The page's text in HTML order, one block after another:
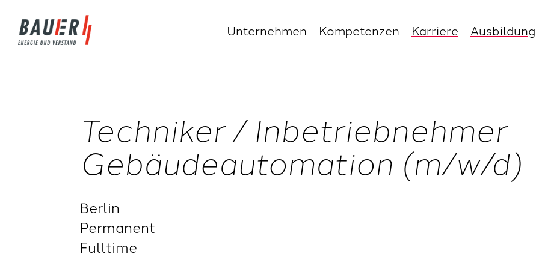
Unternehmen Kompetenzen Karriere Ausbildung
Techniker / Inbetriebnehmer
Gebäudeautomation (m/w/d)
Berlin
Permanent
Fulltime